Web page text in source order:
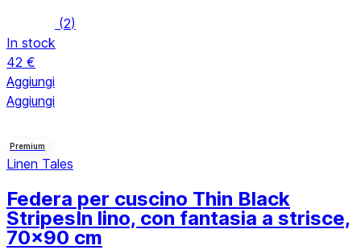
(2)
In stock
42 €
Aggiungi
Aggiungi
Premium
Linen Tales
Federa per cuscino Thin Black
StripesIn lino, con fantasia a strisce,
70x90 cm